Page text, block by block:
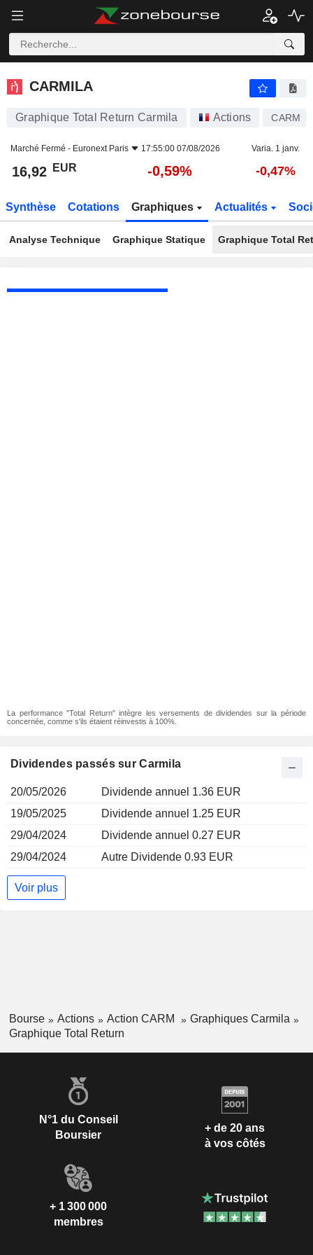
CARMILA
CARMILA
Graphique Total Return Carmila Actions CARM
Marché Fermé - Euronext Paris 17:55:00 07/08/2026 Varia. 1 janv.
16,92 EUR -0,59% -0,47%
Synthèse Cotations Graphiques Actualités
Analyse Technique Graphique Statique Graphique Total
La performance "Total Return" intègre les versements de dividendes sur la période
concernée, comme s'ils étaient réinvestis à 100%.
Dividendes passés sur Carmila
20/05/2026
Dividende annuel 1.36 EUR
19/05/2025
Dividende annuel 1.25 EUR
29/04/2024
Dividende annuel 0.27 EUR
29/04/2024
Autre Dividende 0.93 EUR
Voir plus
Bourse Actions Action CARM
Graphiques Carmila
Graphique Total Return
N°1 du Conseil
Boursier
+ de 20 ans
à vos côtés
+ 1 300 000
membres